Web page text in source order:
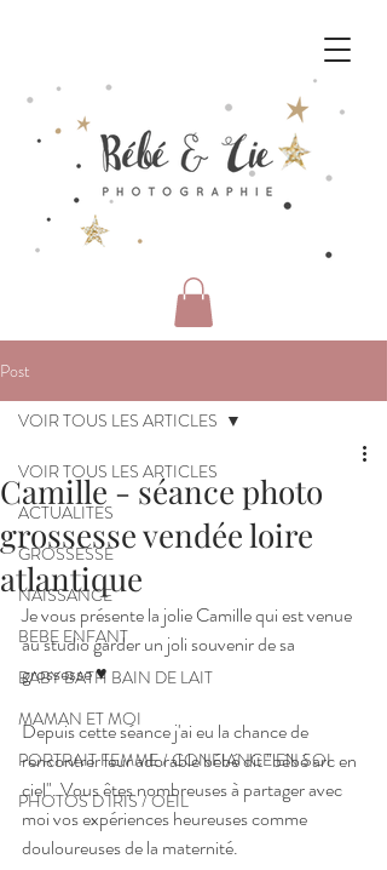
Post
VOIR TOUS LES ARTICLES
ACTUALITES
GROSSESSE
NAISSANCE
BEBE ENFANT
BABY BATH BAIN DE LAIT
MAMAN ET MOI
PORTRAIT FEMME / CONFIANCE EN SOI
PHOTOS D IRIS / OEIL
VOIR TOUS LES ARTICLES
Camille - séance photo
grossesse vendée loire
atlantique
Je vous présente la jolie Camille qui est venue
au studio garder un joli souvenir de sa
grossesse ♥
Depuis cette séance j'ai eu la chance de
rencontrer leur adorable bébé dit "bébé arc en
ciel". Vous êtes nombreuses à partager avec
moi vos expériences heureuses comme
douloureuses de la maternité.